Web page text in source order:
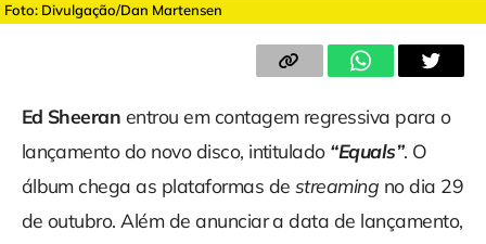
Foto: Divulgação/Dan Martensen
Ed Sheeran entrou em contagem regressiva para o
lançamento do novo disco, intitulado “Equals”. O
álbum chega as plataformas de streaming no dia 29
de outubro. Além de anunciar a data de lançamento,